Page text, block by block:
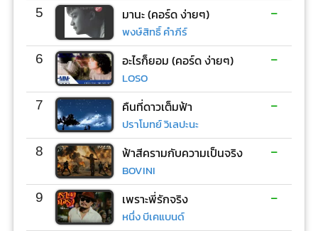
5 มานะ (คอร์ด ง่ายๆ)
พงษ์สิทธิ์ คำภีร์
-
6 อะไรก็ยอม (คอร์ด ง่ายๆ)
LOSO
-
7 คืนที่ดาวเต็มฟ้า
ปราโมทย์ วิเลปะนะ
-
8 ฟ้าสีครามกับความเป็นจริง
BOVINI
-
9 เพราะพี่รักจริง
หนึ่ง บีเคแบนด์
-